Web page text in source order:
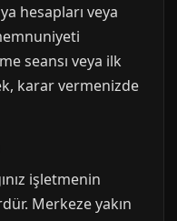
hesapları veya
seansı veya ilk
karar vermenizde
işletmenin
Merkeze yakın